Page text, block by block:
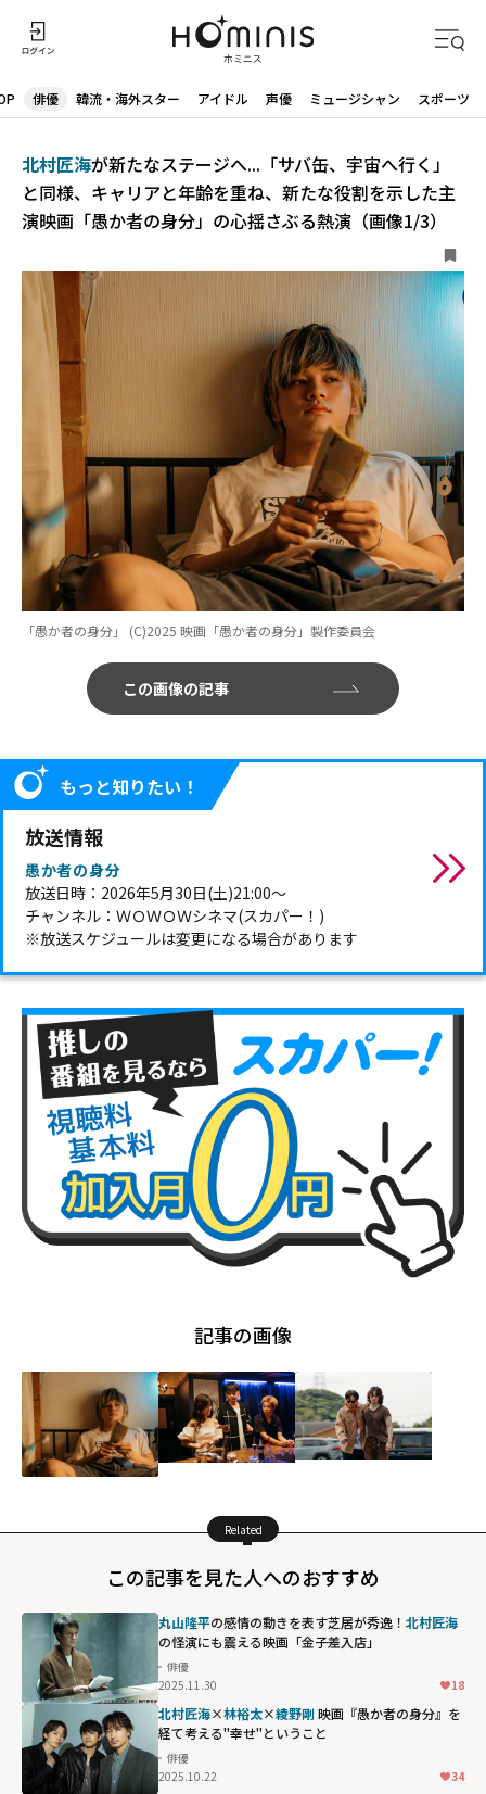
俳優 韓流・海外スター アイドル 声優 ミュージシャン スポーツ
北村匠海が新たなステージへ...「サバ缶、宇宙へ行く」
と同様、キャリアと年齢を重ね、新たな役割を示した主
演映画「愚か者の身分」の心揺さぶる熱演（画像1/3）
「愚か者の身分」 (C)2025 映画「愚か者の身分」製作委員会
この画像の記事
もっと知りたい！
放送情報
愚か者の身分
放送日時：2026年5月30日(土)21:00～
チャンネル：ＷＯＷＯＷシネマ(スカパー！)
※放送スケジュールは変更になる場合があります
記事の画像
Related
この記事を見た人へのおすすめ
丸山隆平の感情の動きを表す芝居が秀逸！ 北村匠海
の怪演にも震える映画「金子差入店」
俳優
2025.11.30
18
北村匠海×林裕太×綾野剛映画『愚か者の身分』を
経て考える"幸せ"ということ
俳優
2025.10.22
34